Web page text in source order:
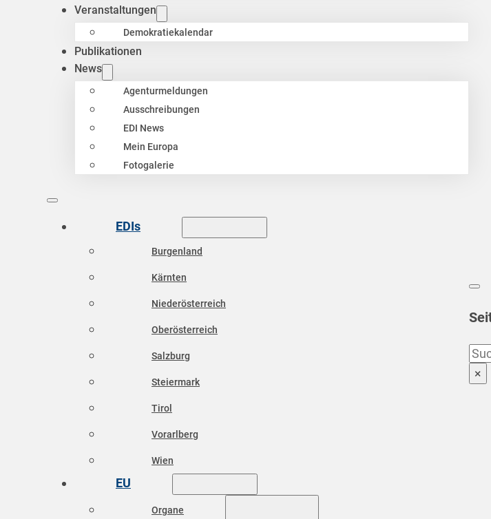
Veranstaltungen
Demokratiekalendar
Publikationen
News
Agenturmeldungen
Ausschreibungen
EDI News
Mein Europa
Fotogalerie
EDIs
Burgenland
Kärnten
Niederösterreich
Oberösterreich
Salzburg
Steiermark
Tirol
Vorarlberg
Wien
EU
Organe
×